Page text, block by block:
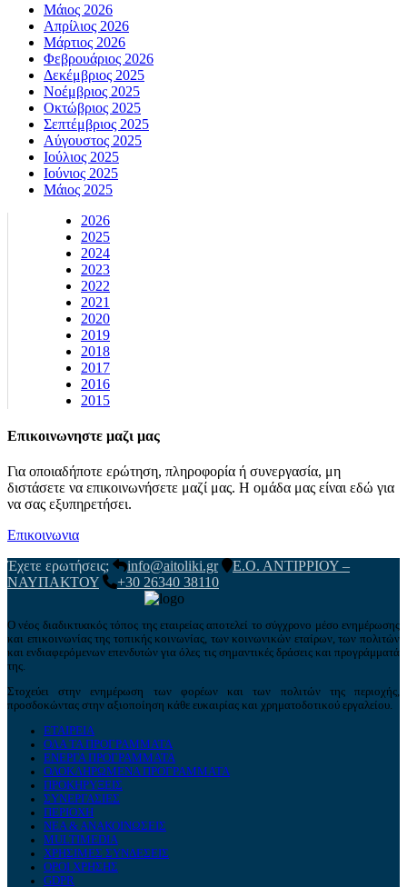
Μάιος 2026
Απρίλιος 2026
Μάρτιος 2026
Φεβρουάριος 2026
Δεκέμβριος 2025
Νοέμβριος 2025
Οκτώβριος 2025
Σεπτέμβριος 2025
Αύγουστος 2025
Ιούλιος 2025
Ιούνιος 2025
Μάιος 2025
2026
2025
2024
2023
2022
2021
2020
2019
2018
2017
2016
2015
Επικοινωνηστε μαζι μας
Για οποιαδήποτε ερώτηση, πληροφορία ή συνεργασία, μη
διστάσετε να επικοινωνήσετε μαζί μας. Η ομάδα μας είναι εδώ για
να σας εξυπηρετήσει.
Επικοινωνια
Έχετε ερωτήσεις;
info@aitoliki.gr
Ε.Ο. ΑΝΤΙΡΡΙΟΥ –
ΝΑΥΠΑΚΤΟΥ
+30 26340 38110
Ο νέος διαδικτυακός τόπος της εταιρείας αποτελεί το σύγχρονο μέσο ενημέρωσης
και επικοινωνίας της τοπικής κοινωνίας, των κοινωνικών εταίρων, των πολιτών
και ενδιαφερόμενων επενδυτών για όλες τις σημαντικές δράσεις και προγράμματά
της.
Στοχεύει στην ενημέρωση των φορέων και των πολιτών της περιοχής,
προσδοκώντας στην αξιοποίηση κάθε ευκαιρίας και χρηματοδοτικού εργαλείου.
ΕΤΑΙΡΕΙΑ
ΟΛΑ ΤΑ ΠΡΟΓΡΑΜΜΑΤΑ
ΕΝΕΡΓΑ ΠΡΟΓΡΑΜΜΑΤΑ
ΟΛΟΚΛΗΡΩΜΕΝΑ ΠΡΟΓΡΑΜΜΑΤΑ
ΠΡΟΚΗΡΥΞΕΙΣ
ΣΥΝΕΡΓΑΣΙΕΣ
ΠΕΡΙΟΧΗ
ΝΕΑ & ΑΝΑΚΟΙΝΩΣΕΙΣ
MULTIMEDIA
ΧΡΗΣΙΜΕΣ ΣΥΝΔΕΣΕΙΣ
ΟΡΟΙ ΧΡΗΣΗΣ
GDPR